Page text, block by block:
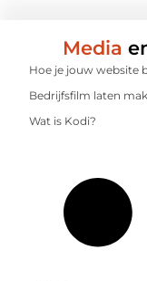
Media
Hoe je jouw website
Bedrijfsfilm laten
Wat is Kodi?